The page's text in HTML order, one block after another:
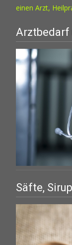
einen Arzt,
Arztbedarf
Säfte,